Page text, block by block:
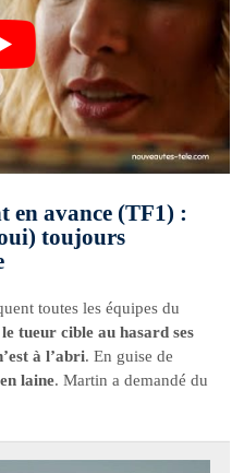
en avance (TF1) :
toujours
toutes les équipes du
tueur cible au hasard ses
à l’abri. En guise de
laine. Martin a demandé du